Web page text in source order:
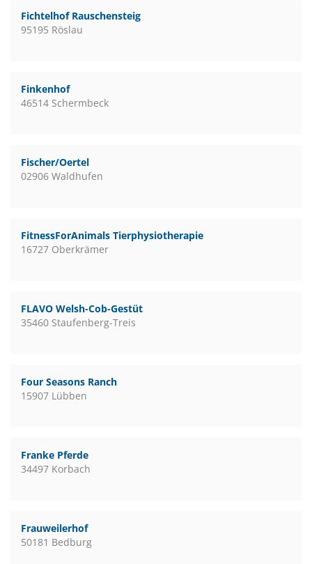
Fichtelhof Rauschensteig
95195 Röslau
Finkenhof
46514 Schermbeck
Fischer/Oertel
02906 Waldhufen
FitnessForAnimals Tierphysiotherapie
16727 Oberkrämer
FLAVO Welsh-Cob-Gestüt
35460 Staufenberg-Treis
Four Seasons Ranch
15907 Lübben
Franke Pferde
34497 Korbach
Frauweilerhof
50181 Bedburg